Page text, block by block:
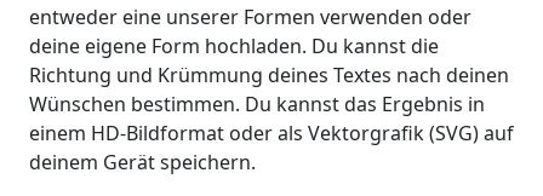
entweder eine unserer Formen verwenden oder
deine eigene Form hochladen. Du kannst die
Richtung und Krümmung deines Textes nach deinen
Wünschen bestimmen. Du kannst das Ergebnis in
einem HD-Bildformat oder als Vektorgrafik (SVG) auf
deinem Gerät speichern.